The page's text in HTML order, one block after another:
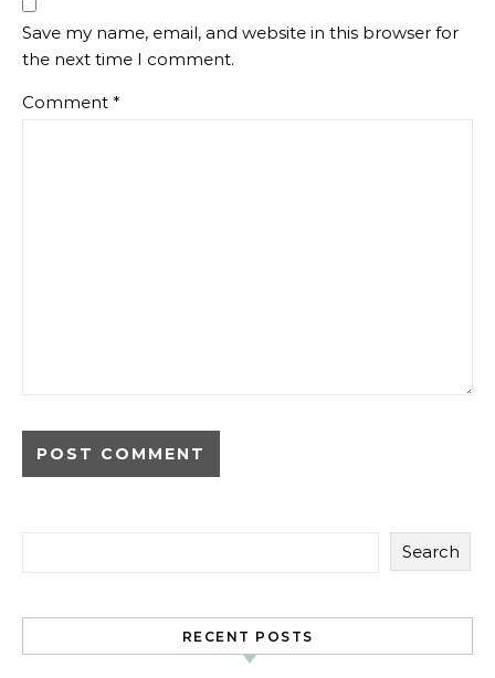
Save my name, email, and website in this browser for
the next time I comment.
Comment *
Search
RECENT POSTS